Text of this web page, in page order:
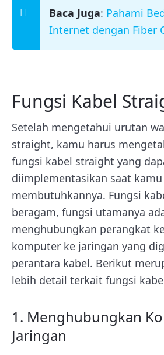
Baca Juga: Pahami
Internet dengan Fiber
Fungsi Kabel
Setelah mengetahui urutan
straight, kamu harus
fungsi kabel straight yang
diimplementasikan saat kamu
membutuhkannya. Fungsi
beragam, fungsi utamanya
menghubungkan perangkat
komputer ke jaringan yang
perantara kabel. Berikut
lebih detail terkait fungsi
1. Menghubungkan
Jaringan